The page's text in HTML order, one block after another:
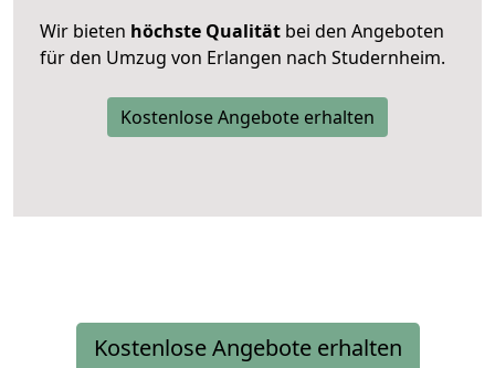
Wir bieten höchste Qualität bei den Angeboten
für den Umzug von Erlangen nach Studernheim.
Kostenlose Angebote erhalten
Kostenlose Angebote erhalten